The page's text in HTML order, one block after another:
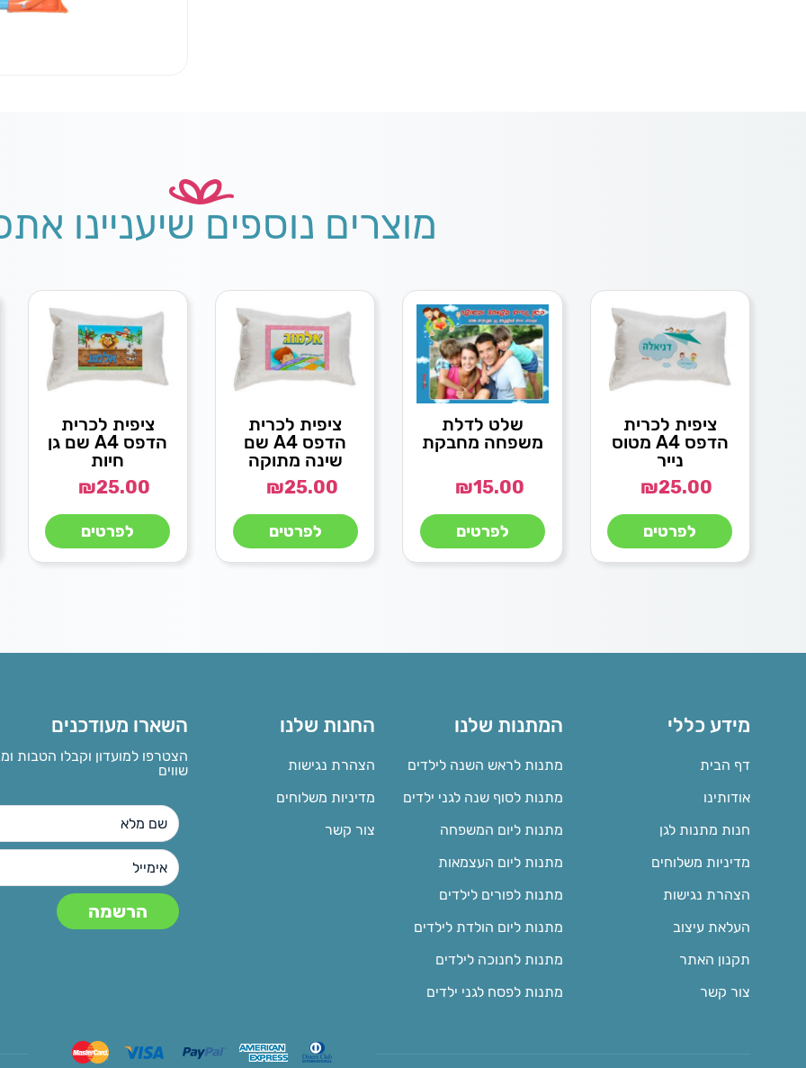
מוצרים נוספים שיעניינו
ציפית לכרית
הדפס A4 מטוס
נייר
₪25.00
לפרטים
שלט לדלת
משפחה מחבקת
₪15.00
לפרטים
ציפית לכרית
הדפס A4 שם
שינה מתוקה
₪25.00
לפרטים
ציפית לכרית
הדפס A4 שם גן
חיות
₪25.00
לפרטים
מידע כללי
דף הבית
אודותינו
חנות מתנות לגן
מדיניות משלוחים
הצהרת נגישות
העלאת עיצוב
תקנון האתר
צור קשר
המתנות שלנו
מתנות לראש השנה לילדים
מתנות לסוף שנה לגני ילדים
מתנות ליום המשפחה
מתנות ליום העצמאות
מתנות לפורים לילדים
מתנות ליום הולדת לילדים
מתנות לחנוכה לילדים
מתנות לפסח לגני ילדים
החנות שלנו
הצהרת נגישות
מדיניות משלוחים
צור קשר
השארו מעודכנים
הצטרפו למועדון וקבלו הטבות
שווים